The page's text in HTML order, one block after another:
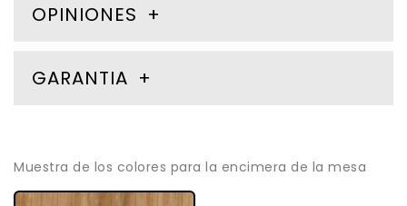
OPINIONES
GARANTIA
Muestra de los colores para la encimera de la mesa